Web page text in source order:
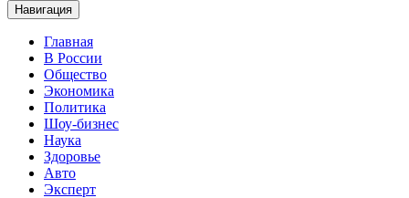
Навигация
Главная
В России
Общество
Экономика
Политика
Шоу-бизнес
Наука
Здоровье
Авто
Эксперт